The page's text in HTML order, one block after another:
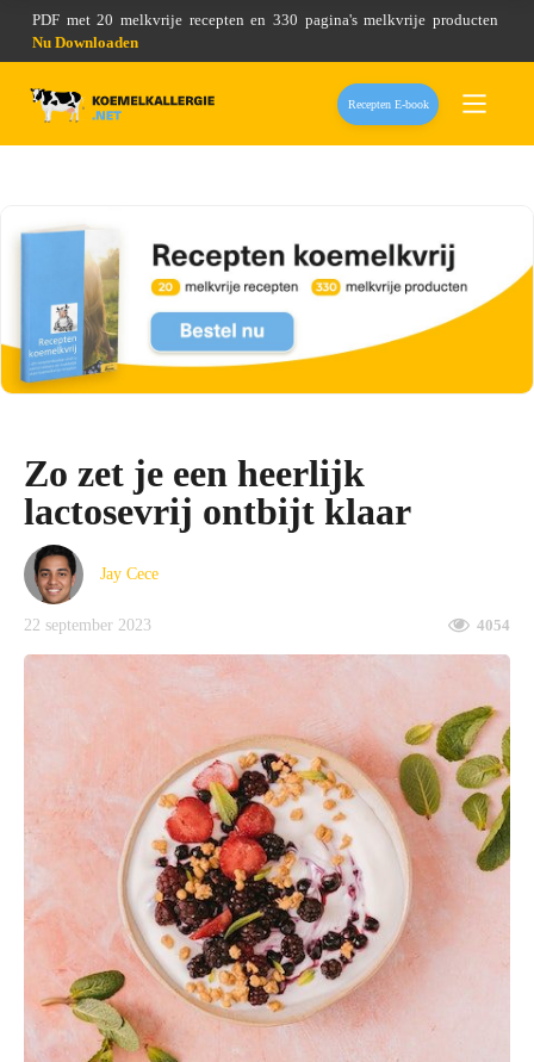
PDF met 20 melkvrije recepten en 330 pagina's melkvrije producten
Nu Downloaden
Recepten E-book
Zo zet je een heerlijk
lactosevrij ontbijt klaar
Jay Cece
22 september 2023 4054